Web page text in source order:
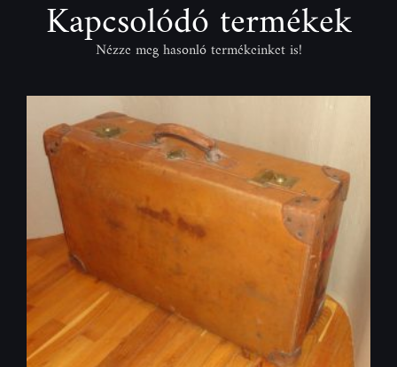
Kapcsolódó termékek
Nézze meg hasonló termékeinket is!